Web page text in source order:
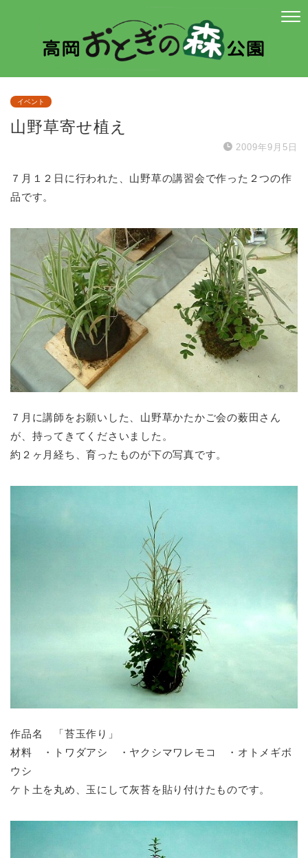
イベント
山野草寄せ植え
2009年9月5日
７月１２日に行われた、山野草の講習会で作った２つの作
品です。
７月に講師をお願いした、山野草かたかご会の薮田さん
が、持ってきてくださいました。
約２ヶ月経ち、育ったものが下の写真です。
作品名 「苔玉作り」
材料 ・トワダアシ ・ヤクシマワレモコ ・オトメギボ
ウシ
ケト土を丸め、玉にして灰苔を貼り付けたものです。